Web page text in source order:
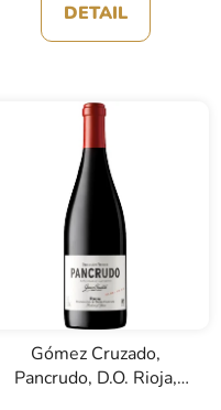
DETAIL
Gómez Cruzado,
Pancrudo, D.O. Rioja,